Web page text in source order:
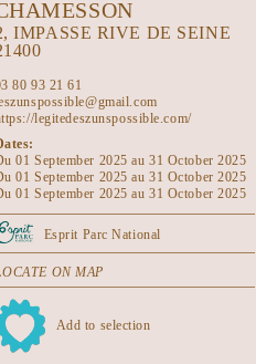
IMPASSE RIVE DE SEINE
80 93 21 61
legitedeszunspossible.com/
01 September 2025 au 31 October 2025
01 September 2025 au 31 October 2025
01 September 2025 au 31 October 2025
Esprit Parc National
ON MAP
Add to selection